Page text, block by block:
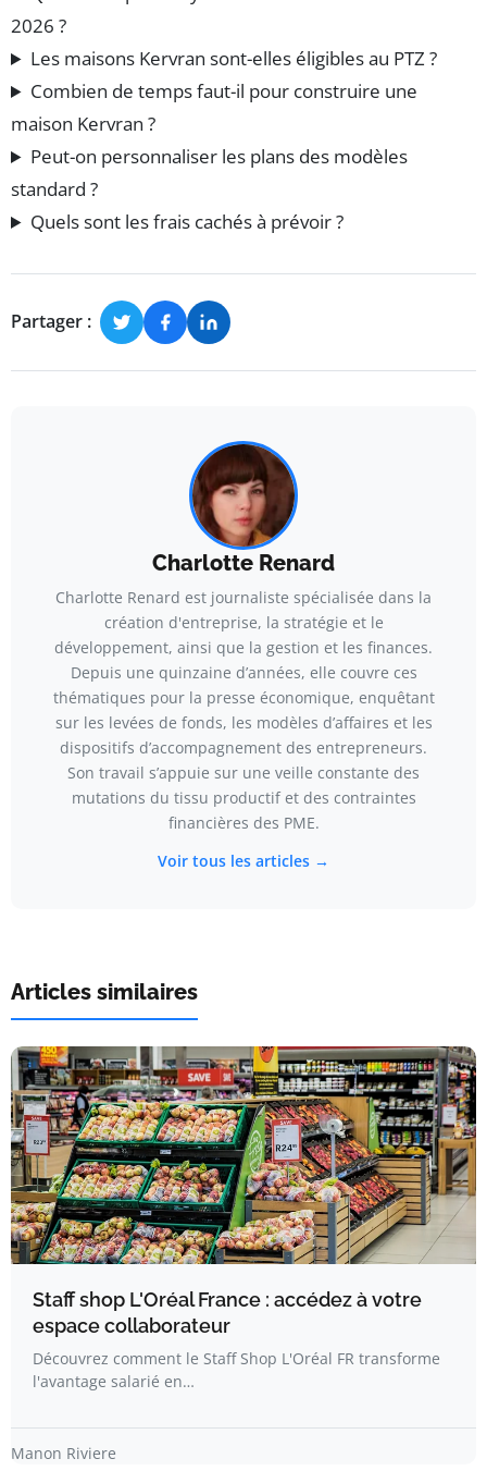
2026 ?
Les maisons Kervran sont-elles éligibles au PTZ ?
Combien de temps faut-il pour construire une
maison Kervran ?
Peut-on personnaliser les plans des modèles
standard ?
Quels sont les frais cachés à prévoir ?
Partager :
Charlotte Renard
Charlotte Renard est journaliste spécialisée dans la
création d'entreprise, la stratégie et le
développement, ainsi que la gestion et les finances.
Depuis une quinzaine d’années, elle couvre ces
thématiques pour la presse économique, enquêtant
sur les levées de fonds, les modèles d’affaires et les
dispositifs d’accompagnement des entrepreneurs.
Son travail s’appuie sur une veille constante des
mutations du tissu productif et des contraintes
financières des PME.
Voir tous les articles →
Articles similaires
Staff shop L'Oréal France : accédez à votre
espace collaborateur
Découvrez comment le Staff Shop L'Oréal FR transforme
l'avantage salarié en…
Manon Riviere